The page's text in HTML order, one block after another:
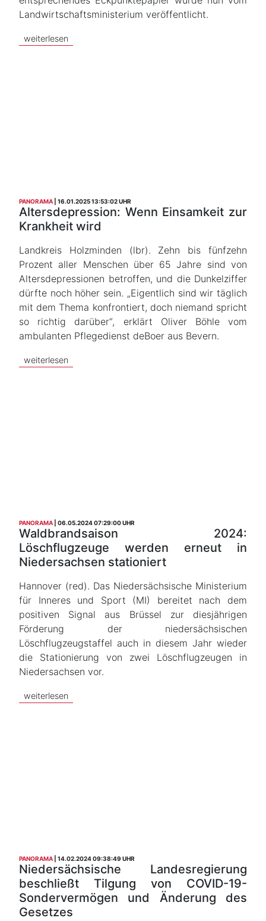
Landwirtschaftsministerium veröffentlicht.
weiterlesen
PANORAMA 16.01.2025 13:53:02 UHR
Altersdepression: Wenn Einsamkeit zur
Krankheit wird
Landkreis Holzminden (lbr). Zehn bis fünfzehn
Prozent aller Menschen über 65 Jahre sind von
Altersdepressionen betroffen, und die Dunkelziffer
dürfte noch höher sein. „Eigentlich sind wir täglich
mit dem Thema konfrontiert, doch niemand spricht
so richtig darüber“, erklärt Oliver Böhle vom
ambulanten Pflegedienst deBoer aus Bevern.
weiterlesen
PANORAMA 06.05.2024 07:29:00 UHR
Waldbrandsaison 2024:
Löschflugzeuge werden erneut in
Niedersachsen stationiert
Hannover (red). Das Niedersächsische Ministerium
für Inneres und Sport (MI) bereitet nach dem
positiven Signal aus Brüssel zur diesjährigen
Förderung der niedersächsischen
Löschflugzeugstaffel auch in diesem Jahr wieder
die Stationierung von zwei Löschflugzeugen in
Niedersachsen vor.
weiterlesen
PANORAMA 14.02.2024 09:38:49 UHR
Niedersächsische Landesregierung
beschließt Tilgung von COVID-19-
Sondervermögen und Änderung des
Gesetzes